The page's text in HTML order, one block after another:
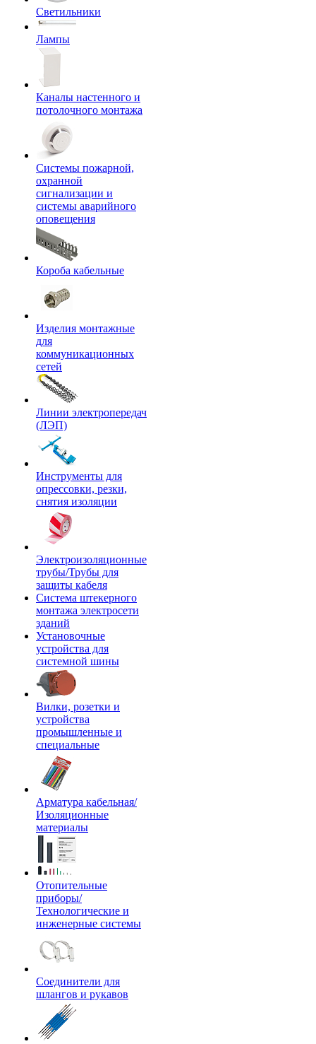
Светильники
Лампы
Каналы настенного и
потолочного монтажа
Системы пожарной,
охранной
сигнализации и
системы аварийного
оповещения
Короба кабельные
Изделия монтажные
для
коммуникационных
сетей
Линии электропередач
(ЛЭП)
Инструменты для
опрессовки, резки,
снятия изоляции
Электроизоляционные
трубы/Трубы для
защиты кабеля
Система штекерного
монтажа электросети
зданий
Установочные
устройства для
системной шины
Вилки, розетки и
устройства
промышленные и
специальные
Арматура кабельная/
Изоляционные
материалы
Отопительные
приборы/
Технологические и
инженерные системы
Соединители для
шлангов и рукавов